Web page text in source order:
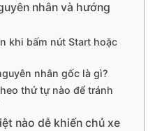
nhân và hướng
khi bấm nút Start hoặc
nhân gốc là gì?
thứ tự nào để tránh
nào dễ khiến chủ xe